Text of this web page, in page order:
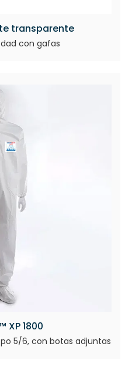
transparente
con gafas
XP 1800
5/6, con botas adjuntas